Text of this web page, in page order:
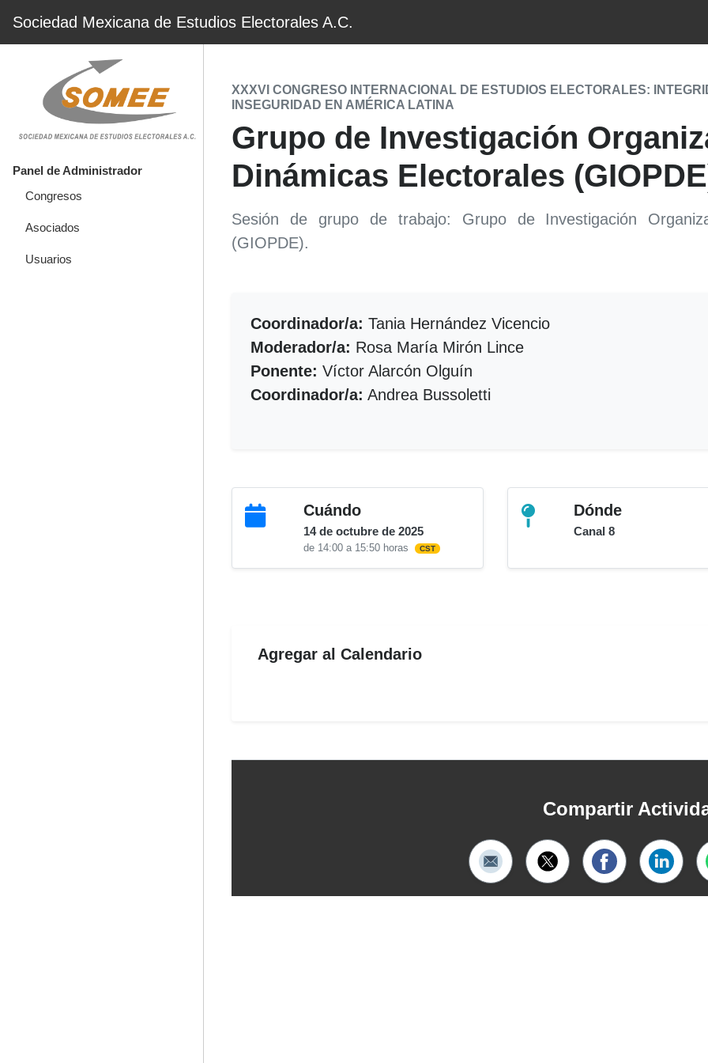
Sociedad Mexicana de Estudios Electorales A.C.
Panel de Administrador
Congresos
Asociados
Usuarios
XXXVI CONGRESO INTERNACIONAL DE ESTUDIOS ELECTORALES:
INSEGURIDAD EN AMÉRICA LATINA
Grupo de Investigación
Dinámicas Electorales
Sesión de grupo de trabajo: Grupo de Investigación
(GIOPDE).
Coordinador/a: Tania Hernández Vicencio
Moderador/a: Rosa María Mirón Lince
Ponente: Víctor Alarcón Olguín
Coordinador/a: Andrea Bussoletti
Cuándo
14 de octubre de 2025
de 14:00 a 15:50 horas CST
Dónde
Canal 8
Agregar al Calendario
Compartir